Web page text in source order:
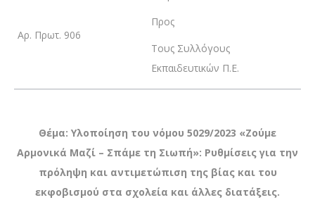
Αρ. Πρωτ. 906
Προς
Τους Συλλόγους
Εκπαιδευτικών Π.Ε.
Θέμα: Υλοποίηση του νόμου 5029/2023 «Ζούμε
Αρμονικά Μαζί – Σπάμε τη Σιωπή»: Ρυθμίσεις για την
πρόληψη και αντιμετώπιση της βίας και του
εκφοβισμού στα σχολεία και άλλες διατάξεις.